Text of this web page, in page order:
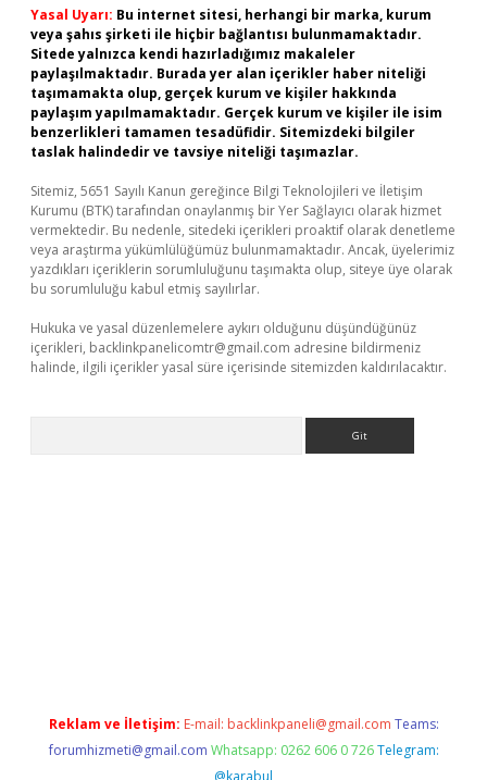
Yasal Uyarı: Bu internet sitesi, herhangi bir marka, kurum
veya şahıs şirketi ile hiçbir bağlantısı bulunmamaktadır.
Sitede yalnızca kendi hazırladığımız makaleler
paylaşılmaktadır. Burada yer alan içerikler haber niteliği
taşımamakta olup, gerçek kurum ve kişiler hakkında
paylaşım yapılmamaktadır. Gerçek kurum ve kişiler ile isim
benzerlikleri tamamen tesadüfidir. Sitemizdeki bilgiler
taslak halindedir ve tavsiye niteliği taşımazlar.
Sitemiz, 5651 Sayılı Kanun gereğince Bilgi Teknolojileri ve İletişim
Kurumu (BTK) tarafından onaylanmış bir Yer Sağlayıcı olarak hizmet
vermektedir. Bu nedenle, sitedeki içerikleri proaktif olarak denetleme
veya araştırma yükümlülüğümüz bulunmamaktadır. Ancak, üyelerimiz
yazdıkları içeriklerin sorumluluğunu taşımakta olup, siteye üye olarak
bu sorumluluğu kabul etmiş sayılırlar.
Hukuka ve yasal düzenlemelere aykırı olduğunu düşündüğünüz
içerikleri, backlinkpanelicomtr@gmail.com adresine bildirmeniz
halinde, ilgili içerikler yasal süre içerisinde sitemizden kaldırılacaktır.
Reklam ve İletişim: E-mail: backlinkpaneli@gmail.com Teams:
forumhizmeti@gmail.com Whatsapp: 0262 606 0 726 Telegram:
@karabul